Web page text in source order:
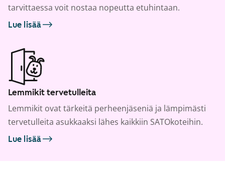
tarvittaessa voit nostaa nopeutta etuhintaan.
Lue lisää
Lemmikit tervetulleita
Lemmikit ovat tärkeitä perheenjäseniä ja lämpimästi
tervetulleita asukkaaksi lähes kaikkiin SATOkoteihin.
Lue lisää